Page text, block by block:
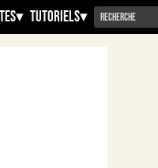
▾ Tutoriels▾